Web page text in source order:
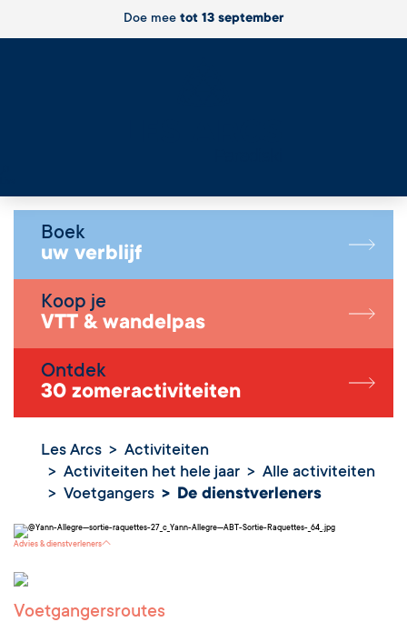
Doe mee tot 13 september
Boek
uw verblijf
Koop je
VTT & wandelpas
Ontdek
30 zomeractiviteiten
Les Arcs
Activiteiten
Activiteiten het hele jaar
Alle activiteiten
Voetgangers
De dienstverleners
Advies & dienstverleners
Voetgangersroutes